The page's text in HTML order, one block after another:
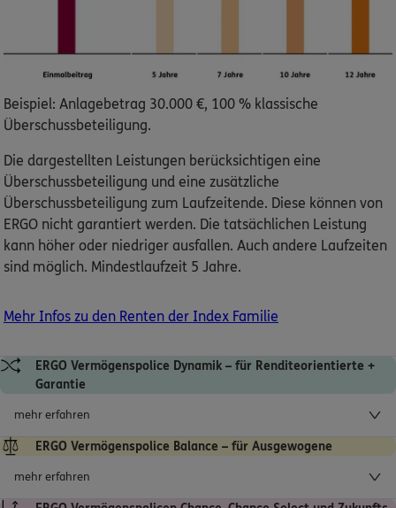
Beispiel: Anlagebetrag 30.000 €, 100 % klassische
Überschussbeteiligung.
Die dargestellten Leistungen berücksichtigen eine
Überschussbeteiligung und eine zusätzliche
Überschussbeteiligung zum Laufzeitende. Diese können von
ERGO nicht garantiert werden. Die tatsächlichen Leistung
kann höher oder niedriger ausfallen. Auch andere Laufzeiten
sind möglich. Mindestlaufzeit 5 Jahre.
Mehr Infos zu den Renten der Index Familie
ERGO Vermögenspolice Dynamik – für Renditeorientierte +
Garantie
mehr erfahren
ERGO Vermögenspolice Balance – für Ausgewogene
mehr erfahren